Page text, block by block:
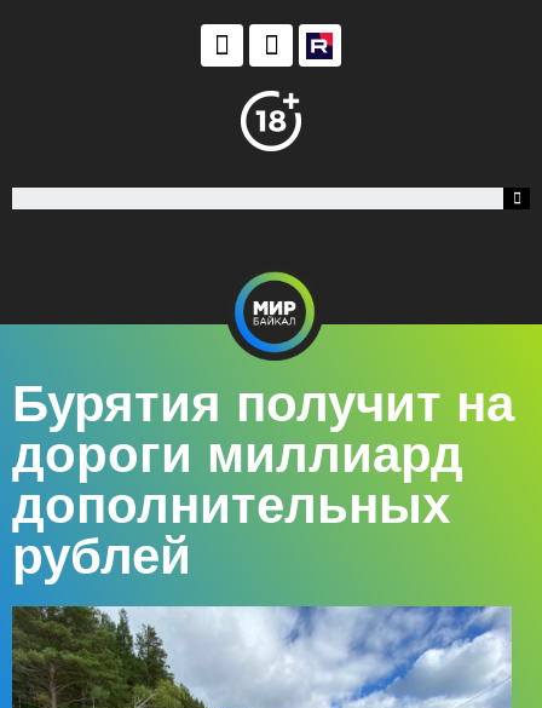
Бурятия получит на
дороги миллиард
дополнительных
рублей